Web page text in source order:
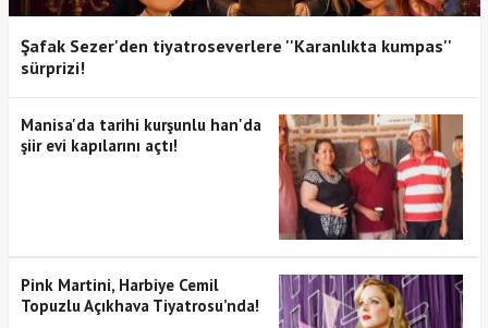
Şafak Sezer'den tiyatroseverlere ''Karanlıkta kumpas''
sürprizi!
Manisa'da tarihi kurşunlu han'da
şiir evi kapılarını açtı!
Pink Martini, Harbiye Cemil
Topuzlu Açıkhava Tiyatrosu’nda!